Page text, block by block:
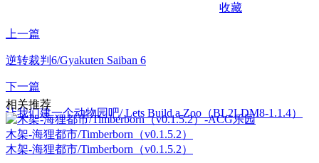
收藏
上一篇
逆转裁判6/Gyakuten Saiban 6
下一篇
让我们建一个动物园吧/ Lets Build a Zoo（BL2LDM8-1.1.4）
相关推荐
木架-海狸都市/Timberborn（v0.1.5.2）
木架-海狸都市/Timberborn（v0.1.5.2）